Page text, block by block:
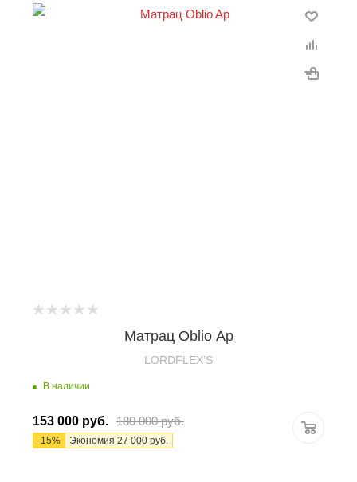
Матрац Oblio Ap
LORDFLEX’S
В наличии
153 000 руб. 180 000руб.
-15% Экономия 27 000 руб.